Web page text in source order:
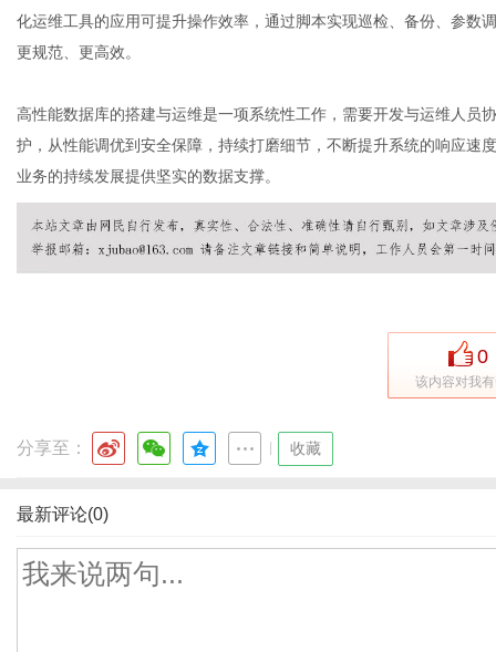
化运维工具的应用可提升操作效率，通过脚本实现巡检、备份、参数
更规范、更高效。
高性能数据库的搭建与运维是一项系统性工作，需要开发与运维人员
护，从性能调优到安全保障，持续打磨细节，不断提升系统的响应速
业务的持续发展提供坚实的数据支撑。
0
该内容对我
分享至： 收藏
最新评论(0)